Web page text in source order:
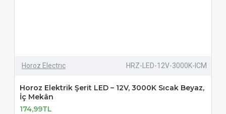
Horoz Electrıc HRZ-LED-12V-3000K-ICM
Horoz Elektrik Şerit LED – 12V, 3000K Sıcak Beyaz,
İç Mekân
174,99TL